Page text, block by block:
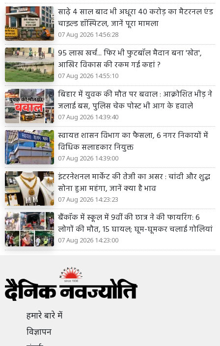
साढ़े 4 साल बाद भी अधूरा 40 करोड़ का मैटरनल एंड
चाइल्ड हॉस्पिटल, जानें पूरा मामला
07 Aug 2026 14:56:28
95 लाख खर्च... फिर भी फुटबॉल मैदान बना 'खेत',
आखिर विकास की रकम गई कहां ?
07 Aug 2026 14:55:10
बिहार में युवक की मौत पर बवाल : आक्रोशित भीड़ ने
जलाई बस, पुलिस चेक पोस्ट भी आग के हवाले
07 Aug 2026 14:39:40
स्वायत्त शासन विभाग का फैसला, 6 नगर निकायों में
विधिक सलाहकार नियुक्त
07 Aug 2026 14:39:00
इंटरनेशनल मार्केट की तेजी का असर : चांदी और शुद्ध
सोना हुआ महंगा, जानें क्या है भाव
07 Aug 2026 14:23:23
बैंकॉक में स्कूल में 9वीं की छात्र ने की फायरिंग: 6
लोगों की मौत, 15 घायल; घूम-घूमकर चलाई गोलियां
07 Aug 2026 14:23:00
हमारे बारे में
विज्ञापन